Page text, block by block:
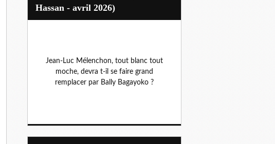
Hassan - avril 2026)
Jean-Luc Mélenchon, tout blanc tout
moche, devra t-il se faire grand
remplacer par Bally Bagayoko ?